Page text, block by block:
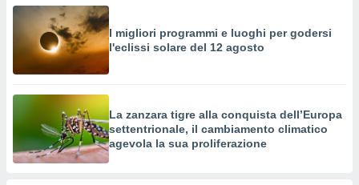
I migliori programmi e luoghi per godersi
l'eclissi solare del 12 agosto
La zanzara tigre alla conquista dell’Europa
settentrionale, il cambiamento climatico
agevola la sua proliferazione